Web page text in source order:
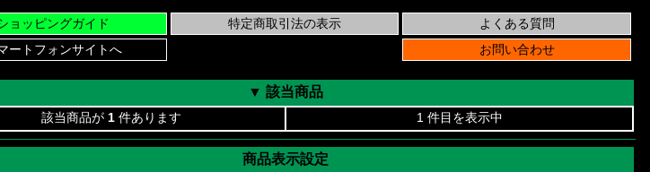
▼ 該当商品
該当商品が 1 件あります 1 件目を表示中
商品表示設定